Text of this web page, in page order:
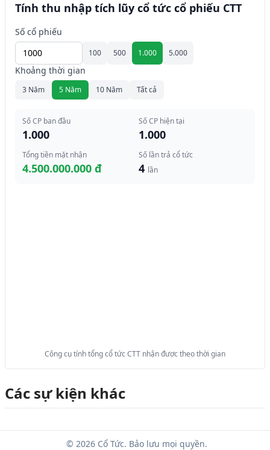
Tính thu nhập tích lũy cổ tức cổ phiếu CTT
Số cổ phiếu
100 500 1.000 5.000
Khoảng thời gian
3 Năm 5 Năm 10 Năm Tất cả
Số CP ban đầu
1.000
Số CP hiện tại
1.000
Tổng tiền mặt nhận
4.500.000.000 đ
Số lần trả cổ tức
4 lần
Công cụ tính tổng cổ tức CTT nhận được theo thời gian
Các sự kiện khác
© 2026 Cổ Tức. Bảo lưu mọi quyền.